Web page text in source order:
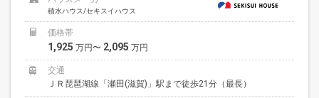
積水ハウス/セキスイハウス
価格帯
1,925 万円〜 2,095 万円
交通
ＪＲ琵琶湖線「瀬田(滋賀)」駅まで徒歩21分（最長）